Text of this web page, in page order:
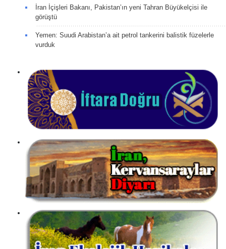
İran İçişleri Bakanı, Pakistan’ın yeni Tahran Büyükelçisi ile
görüştü
Yemen: Suudi Arabistan’a ait petrol tankerini balistik füzelerle
vurduk